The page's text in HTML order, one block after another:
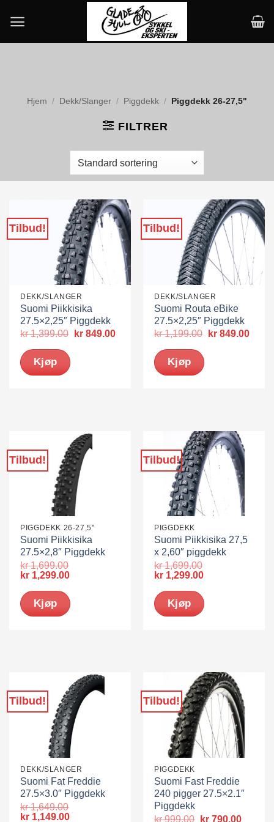
content
Hjem / Dekk/Slanger / Piggdekk / Piggdekk 26-27,5"
FILTRER
Tilbud!
DEKK/SLANGER
Suomi Piikkisika
27.5×2,25″ Piggdekk
kr1,399.00 Opprinnelig
kr 849.00Nåværende
kr 849.00.
Kjøp
Tilbud!
DEKK/SLANGER
Suomi Routa eBike
27.5×2,25″ Piggdekk
kr1,199.00 Opprinnelig
kr 849.00
Kjøp
Tilbud!
PIGGDEKK 26-27,5"
Suomi Piikkisika
27.5×2,8″ Piggdekk
kr1,699.00
Opprinnelig
var:
kr 1,699.00.
kr 1,299.00Nåværende
kr 1,299.00.
Kjøp
Tilbud!
PIGGDEKK
Suomi Piikkisika 27,5
x 2,60″ piggdekk
kr1,699.00
Opprinnelig
var:
kr 1,699.00.
kr 1,299.00Nåværende
kr 1,299.00.
Kjøp
Tilbud!
DEKK/SLANGER
Suomi Fat Freddie
27.5×3.0″ Piggdekk
kr1,649.00
Opprinnelig
kr 1,149.00Nåværende
Tilbud!
PIGGDEKK
Suomi Fast Freddie
240 pigger 27.5×2.1″
Piggdekk
kr999.00 Opprinnelig
kr 790.00